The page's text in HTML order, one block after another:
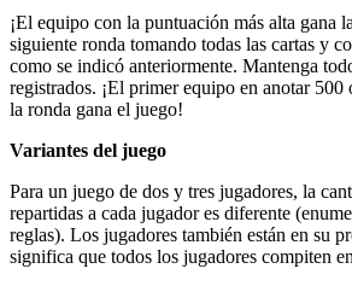
¡El equipo con la puntuación más alta gana
siguiente ronda tomando todas las cartas y
como se indicó anteriormente. Mantenga
registrados. ¡El primer equipo en anotar
la ronda gana el juego!
Variantes del juego
Para un juego de dos y tres jugadores, la
repartidas a cada jugador es diferente
reglas). Los jugadores también están en su
significa que todos los jugadores compiten